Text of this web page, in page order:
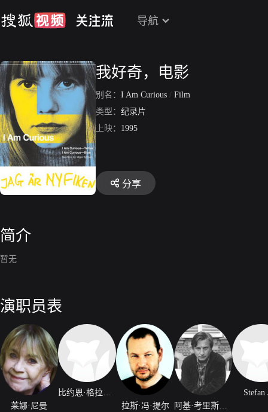
导航
我好奇，电影
别名： I Am Curious / Film
类型： 纪录片
上映： 1995
分享
简介
暂无
演职员表
莱娜·尼曼
比约恩·格拉纳特
拉斯·冯·提尔
Stefan